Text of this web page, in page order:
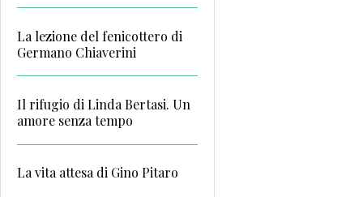
La lezione del fenicottero di
Germano Chiaverini
Il rifugio di Linda Bertasi. Un
amore senza tempo
La vita attesa di Gino Pitaro